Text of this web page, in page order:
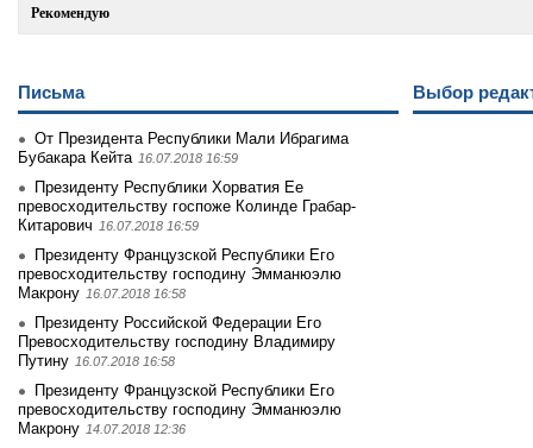
Рекомендую
Письма
От Президента Республики Мали Ибрагима
Бубакара Кейта 16.07.2018 16:59
Президенту Республики Хорватия Ее
превосходительству госпоже Колинде Грабар-
Китарович 16.07.2018 16:59
Президенту Французской Республики Его
превосходительству господину Эмманюэлю
Макрону 16.07.2018 16:58
Президенту Российской Федерации Его
Превосходительству господину Владимиру
Путину 16.07.2018 16:58
Президенту Французской Республики Его
превосходительству господину Эмманюэлю
Макрону 14.07.2018 12:36
Выбор